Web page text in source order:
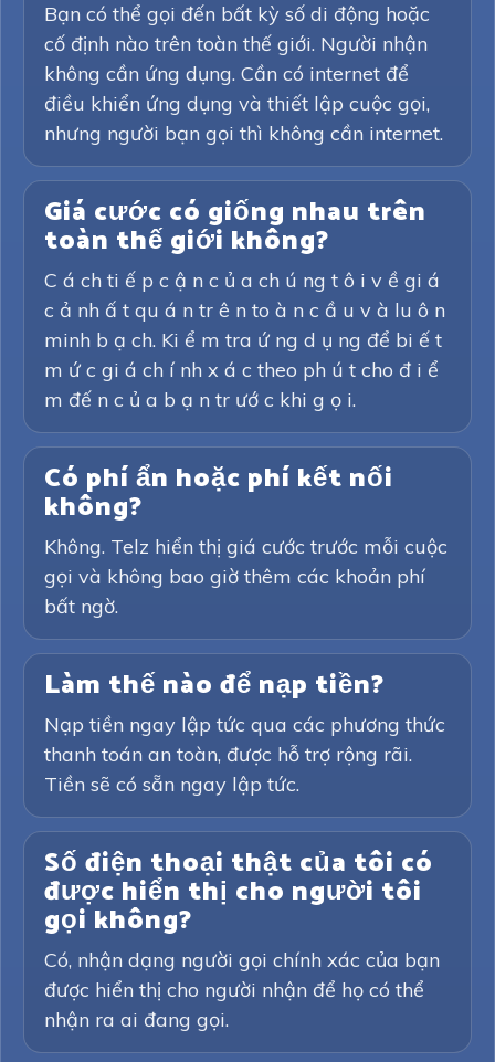
Bạn có thể gọi đến bất kỳ số di động hoặc
cố định nào trên toàn thế giới. Người nhận
không cần ứng dụng. Cần có internet để
điều khiển ứng dụng và thiết lập cuộc gọi,
nhưng người bạn gọi thì không cần internet.
Giá cước có giống nhau trên
toàn thế giới không?
C á ch ti ế p c ậ n c ủ a ch ú ng t ô i v ề gi á
c ả nh ấ t qu á n tr ê n to à n c ầ u v à lu ô n
minh b ạ ch. Ki ể m tra ứ ng d ụ ng để bi ế t
m ứ c gi á ch í nh x á c theo ph ú t cho đ i ể
m đế n c ủ a b ạ n tr ướ c khi g ọ i.
Có phí ẩn hoặc phí kết nối
không?
Không. Telz hiển thị giá cước trước mỗi cuộc
gọi và không bao giờ thêm các khoản phí
bất ngờ.
Làm thế nào để nạp tiền?
Nạp tiền ngay lập tức qua các phương thức
thanh toán an toàn, được hỗ trợ rộng rãi.
Tiền sẽ có sẵn ngay lập tức.
Số điện thoại thật của tôi có
được hiển thị cho người tôi
gọi không?
Có, nhận dạng người gọi chính xác của bạn
được hiển thị cho người nhận để họ có thể
nhận ra ai đang gọi.